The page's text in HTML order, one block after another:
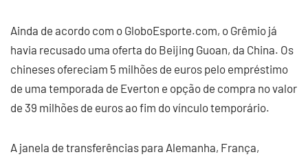
Ainda de acordo com o GloboEsporte.com, o Grêmio já
havia recusado uma oferta do Beijing Guoan, da China. Os
chineses ofereciam 5 milhões de euros pelo empréstimo
de uma temporada de Everton e opção de compra no valor
de 39 milhões de euros ao fim do vínculo temporário.
A janela de transferências para Alemanha, França,